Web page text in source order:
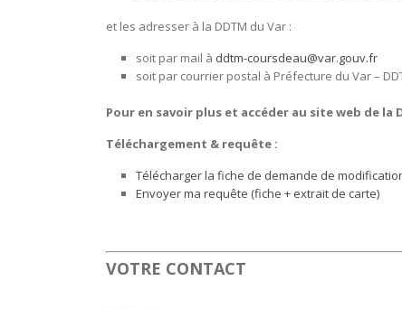
et les adresser à la DDTM du Var :
soit par mail à ddtm-coursdeau@var.gouv.fr
soit par courrier postal à Préfecture du Var –
Pour en savoir plus et accéder au site web de la
Téléchargement & requête :
Télécharger la fiche de demande de
Envoyer ma requête (fiche + extrait de carte)
VOTRE CONTACT